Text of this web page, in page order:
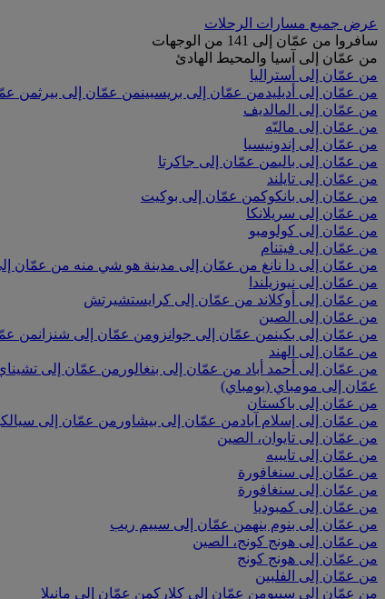
عرض جميع مسارات الرحلات
سافروا من عمّان إلى 141 من الوجهات
من عمّان إلى آسيا والمحيط الهادئ
من عمّان إلى أستراليا
من عمّان إلى أديليدمن عمّان إلى بريسبينمن عمّان إلى بيرثمن
من عمّان إلى المالديف
من عمّان إلى ماليّه
من عمّان إلى إندونيسيا
من عمّان إلى باليمن عمّان إلى جاكرتا
من عمّان إلى تايلند
من عمّان إلى بانكوكمن عمّان إلى بوكيت
من عمّان إلى سريلانكا
من عمّان إلى كولومبو
من عمّان إلى فيتنام
من عمّان إلى دا نانغ من عمّان إلى مدينة هو شي منه من عمّان
من عمّان إلى نيوزيلندا
من عمّان إلى أوكلاند من عمّان إلى كرايستشيرتش
من عمّان إلى الصين
من عمّان إلى بكينمن عمّان إلى جوانزومن عمّان إلى شنزانمن
من عمّان إلى الهند
من عمّان إلى أحمد أباد من عمّان إلى بنغالور من عمّان إلى
عمّان إلى مومباي (بومباي)
من عمّان إلى باكستان
من عمّان إلى إسلام آبادمن عمّان إلى بيشاور من عمّان إلى
من عمّان إلى تايوان، الصين
من عمّان إلى تايبيه
من عمّان إلى سنغافورة
من عمّان إلى سنغافورة
من عمّان إلى كمبوديا
من عمّان إلى بنوم بنهمن عمّان إلى سييم ريب
من عمّان إلى هونج كونج، الصين
من عمّان إلى هونج كونج
من عمّان إلى الفلبين
من عمّان إلى سيبومن عمّان إلى كلاركمن عمّان إلى مانيلا